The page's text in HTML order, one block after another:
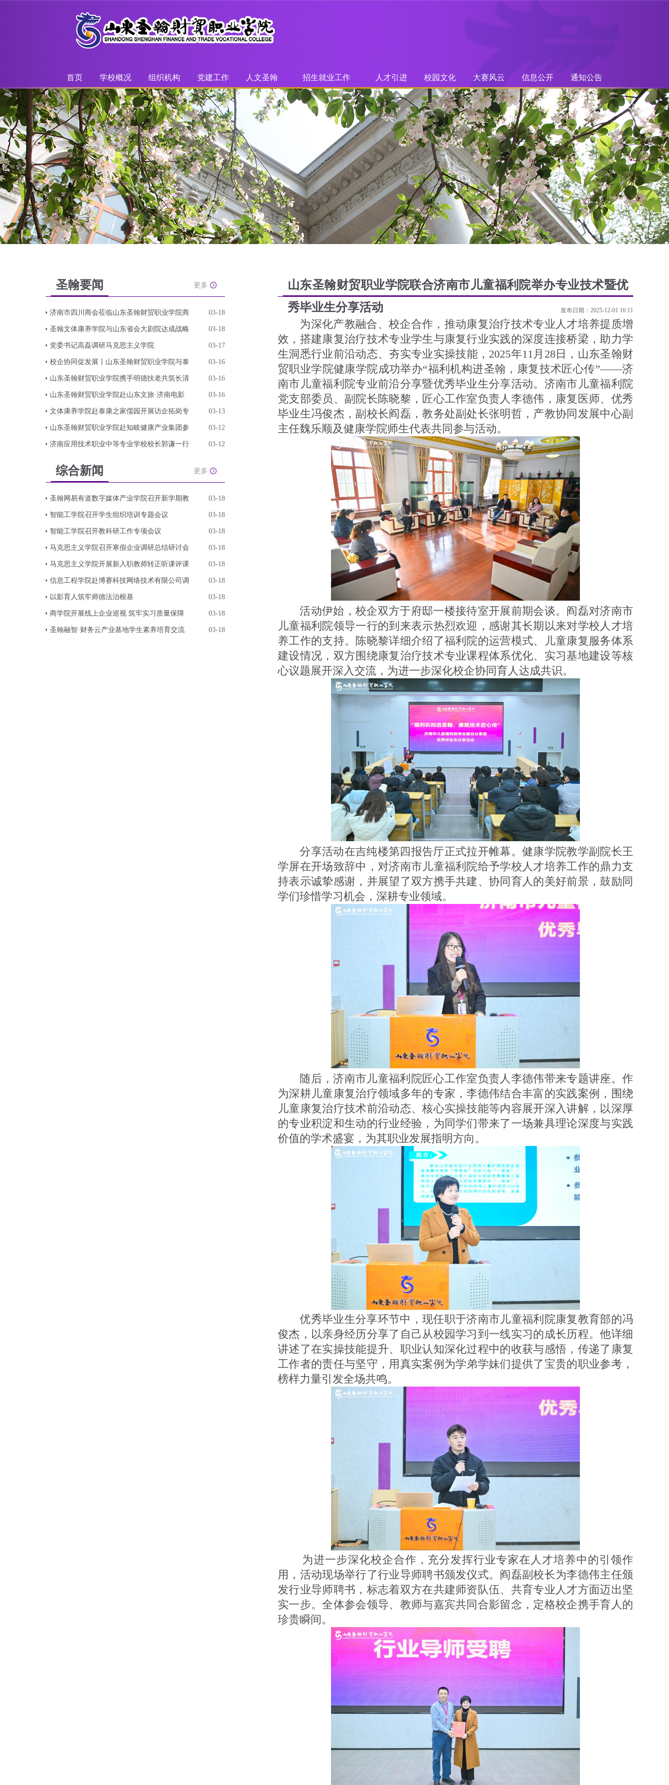
首页 学校概况 组织机构 党建工作 人文圣翰 招生就业工作 人才引进 校园文化 大赛风云 信息公开 通知公告
圣翰要闻 更多
济南市四川商会莅临山东圣翰财贸职业学院商 03-18
圣翰文体康养学院与山东省会大剧院达成战略 03-18
党委书记高磊调研马克思主义学院 03-17
校企协同促发展丨山东圣翰财贸职业学院与泰 03-16
山东圣翰财贸职业学院携手明德扶老共筑长清 03-16
山东圣翰财贸职业学院赴山东文旅·济南电影 03-16
文体康养学院赴泰康之家儒园开展访企拓岗专 03-13
山东圣翰财贸职业学院赴知岐健康产业集团参 03-12
济南应用技术职业中等专业学校校长郭谦一行 03-12
综合新闻 更多
圣翰网易有道数字媒体产业学院召开新学期教 03-18
智能工学院召开学生组织培训专题会议 03-18
智能工学院召开教科研工作专项会议 03-18
马克思主义学院召开寒假企业调研总结研讨会 03-18
马克思主义学院开展新入职教师转正听课评课 03-18
信息工程学院赴博赛科技网络技术有限公司调 03-18
以影育人筑牢师德法治根基 03-18
商学院开展线上企业巡视 筑牢实习质量保障 03-18
圣翰融智·财务云产业基地学生素养培育交流 03-18
山东圣翰财贸职业学院联合济南市儿童福利院举办专业技术暨优
秀毕业生分享活动
发布日期：2025-12-01 16:11
为深化产教融合、校企合作，推动康复治疗技术专业人才培养提质增
效，搭建康复治疗技术专业学生与康复行业实践的深度连接桥梁，助力学
生洞悉行业前沿动态、夯实专业实操技能，2025年11月28日，山东圣翰财
贸职业学院健康学院成功举办“福利机构进圣翰，康复技术匠心传”——济
南市儿童福利院专业前沿分享暨优秀毕业生分享活动。济南市儿童福利院
党支部委员、副院长陈晓黎，匠心工作室负责人李德伟，康复医师、优秀
毕业生冯俊杰，副校长阎磊，教务处副处长张明哲，产教协同发展中心副
主任魏乐顺及健康学院师生代表共同参与活动。
活动伊始，校企双方于府邸一楼接待室开展前期会谈。阎磊对济南市
儿童福利院领导一行的到来表示热烈欢迎，感谢其长期以来对学校人才培
养工作的支持。陈晓黎详细介绍了福利院的运营模式、儿童康复服务体系
建设情况，双方围绕康复治疗技术专业课程体系优化、实习基地建设等核
心议题展开深入交流，为进一步深化校企协同育人达成共识。
分享活动在吉纯楼第四报告厅正式拉开帷幕。健康学院教学副院长王
学屏在开场致辞中，对济南市儿童福利院给予学校人才培养工作的鼎力支
持表示诚挚感谢，并展望了双方携手共建、协同育人的美好前景，鼓励同
学们珍惜学习机会，深耕专业领域。
随后，济南市儿童福利院匠心工作室负责人李德伟带来专题讲座。作
为深耕儿童康复治疗领域多年的专家，李德伟结合丰富的实践案例，围绕
儿童康复治疗技术前沿动态、核心实操技能等内容展开深入讲解，以深厚
的专业积淀和生动的行业经验，为同学们带来了一场兼具理论深度与实践
价值的学术盛宴，为其职业发展指明方向。
优秀毕业生分享环节中，现任职于济南市儿童福利院康复教育部的冯
俊杰，以亲身经历分享了自己从校园学习到一线实习的成长历程。他详细
讲述了在实操技能提升、职业认知深化过程中的收获与感悟，传递了康复
工作者的责任与坚守，用真实案例为学弟学妹们提供了宝贵的职业参考，
榜样力量引发全场共鸣。
为进一步深化校企合作，充分发挥行业专家在人才培养中的引领作
用，活动现场举行了行业导师聘书颁发仪式。阎磊副校长为李德伟主任颁
发行业导师聘书，标志着双方在共建师资队伍、共育专业人才方面迈出坚
实一步。全体参会领导、教师与嘉宾共同合影留念，定格校企携手育人的
珍贵瞬间。